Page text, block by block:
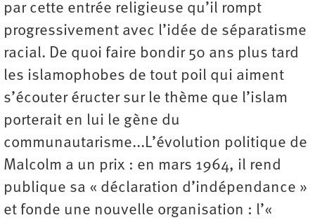
par cette entrée religieuse qu’il rompt
progressivement avec l’idée de séparatisme
racial. De quoi faire bondir 50 ans plus tard
les islamophobes de tout poil qui aiment
s’écouter éructer sur le thème que l’islam
porterait en lui le gène du
communautarisme...L’évolution politique de
Malcolm a un prix : en mars 1964, il rend
publique sa « déclaration d’indépendance »
et fonde une nouvelle organisation : l’«